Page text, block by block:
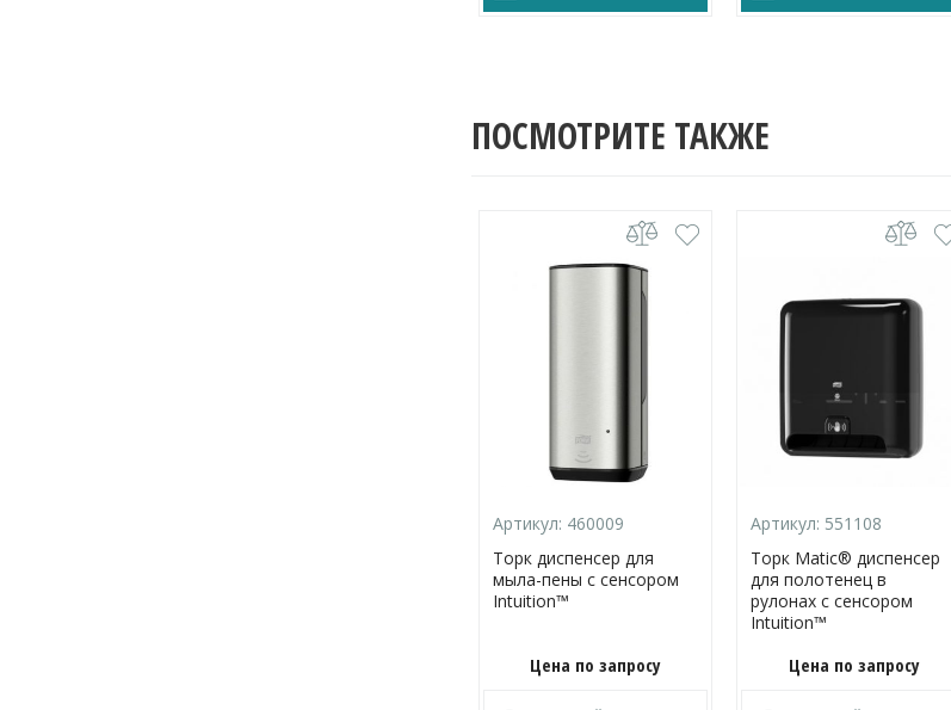
ПОСМОТРИТЕ ТАКЖЕ
Артикул: 460009
Торк диспенсер для
мыла-пены с сенсором
Intuition™
Цена по запросу
Артикул: 551108
Торк Matic® диспенсер
для полотенец в
рулонах с сенсором
Intuition™
Цена по запросу